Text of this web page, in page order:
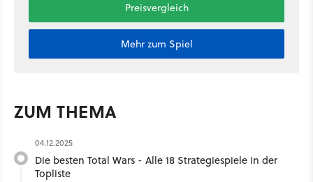
Preisvergleich
Mehr zum Spiel
ZUM THEMA
04.12.2025
Die besten Total Wars - Alle 18 Strategiespiele in der
Topliste